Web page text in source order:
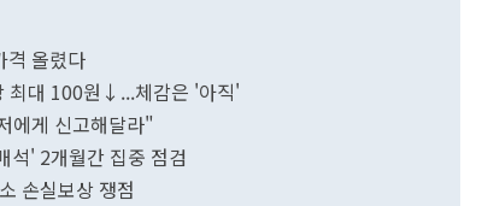
올렸다
최대 100원↓...체감은 '아직'
에게 신고해달라"
석' 2개월간 집중 점검
손실보상 쟁점